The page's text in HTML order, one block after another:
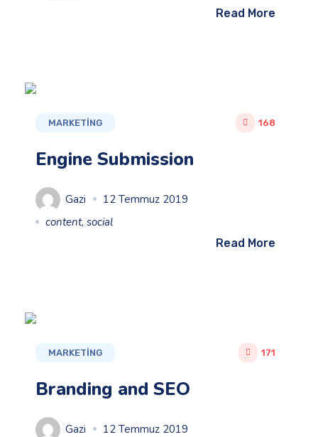
Read More
MARKETING 168
Engine Submission
Gazi
12 Temmuz 2019
content, social
Read More
MARKETING 171
Branding and SEO
Gazi
12 Temmuz 2019